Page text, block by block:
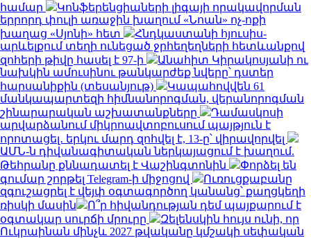
համար
Կոնֆերենցիաների լիգայի որակավորման
երրորդ փուլի առաջին խաղում «Նոան» ոչ-ոքի
խաղաց «Սյոնի» հետ
Հնդկաստանի հյուսիս-
արևելքում տեղի ունեցած ջրհեղեղների հետևանքով
զոհերի թիվը հասել է 97-ի
Անահիտ Կիրակոսյանի ու
նախկին ամուսինու թանկարժեք նվերը՝ դստեր
հարսանիքին (տեսանյութ)
Կապահովվեն 61
մանկապարտեզի հիմնանորոգման, վերանորոգման
շինարարական աշխատանքները
Դամասկոսի
արվարձանում միկրոավտոբուսում պայթյուն է
որոտացել․ երկու մարդ զոհվել է, 13-ը՝ վիրավորվել
ԱՄՆ-ն դիվանագիտական ներկայացում է խաղում.
Թեհրանը քննադատել է Վաշինգտոնին
Փորձել են
գումար շորթել Telegram-ի միջոցով
Ուռուցքաբանը
զգուշացրել է վեյփ օգտագործող կանանց՝ քաղցկեղի
ռիսկի մասին
Ո՞ր հիվանդության դեմ պայքարում է
օգտակար սուրճի մրուրը
Զելենսկին հույս ունի, որ
Ուկրաինան մինչև 2027 թվականը կմշակի սեփական